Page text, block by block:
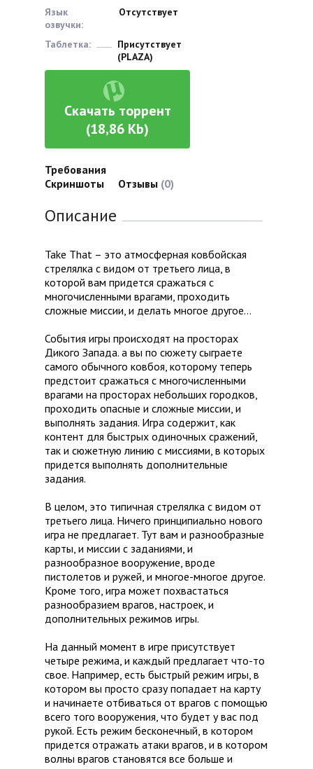
Язык
озвучки:
Отсутствует
Таблетка:
Присутствует
(PLAZA)
Скачать торрент
(18,86 Kb)
Требования
Скриншоты
Отзывы (0)
Описание
Take That – это атмосферная ковбойская
стрелялка с видом от третьего лица, в
которой вам придется сражаться с
многочисленными врагами, проходить
сложные миссии, и делать многое другое…
События игры происходят на просторах
Дикого Запада. а вы по сюжету сыграете
самого обычного ковбоя, которому теперь
предстоит сражаться с многочисленными
врагами на просторах небольших городков,
проходить опасные и сложные миссии, и
выполнять задания. Игра содержит, как
контент для быстрых одиночных сражений,
так и сюжетную линию с миссиями, в которых
придется выполнять дополнительные
задания.
В целом, это типичная стрелялка с видом от
третьего лица. Ничего принципиально нового
игра не предлагает. Тут вам и разнообразные
карты, и миссии с заданиями, и
разнообразное вооружение, вроде
пистолетов и ружей, и многое-многое другое.
Кроме того, игра может похвастаться
разнообразием врагов, настроек, и
дополнительных режимов игры.
На данный момент в игре присутствует
четыре режима, и каждый предлагает что-то
свое. Например, есть быстрый режим игры, в
котором вы просто сразу попадает на карту
и начинаете отбиваться от врагов с помощью
всего того вооружения, что будет у вас под
рукой. Есть режим бесконечный, в котором
придется отражать атаки врагов, и в котором
волны врагов становятся все больше и